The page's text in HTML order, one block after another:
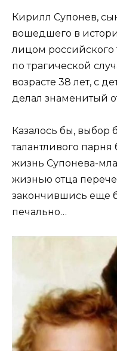
Кирилл Супонев,
вошедшего в
лицом российского
по трагической
возрасте 38 лет, с
делал знаменитый
Казалось бы,
талантливого
жизнь Супонева-
жизнью отца
закончившись еще
печально…